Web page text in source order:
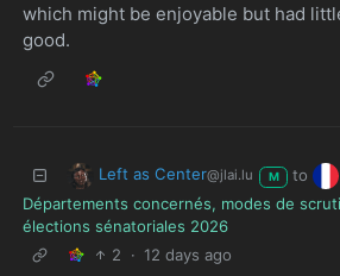
which might be enjoyable but had
good.
Left as Center@jlai.lu M to
Départements concernés, modes de
élections sénatoriales 2026
2
· 12 days ago